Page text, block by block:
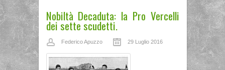
Nobiltà Decaduta: la Pro Vercelli
dei sette scudetti.
Federico Apuzzo 29 Luglio 2016